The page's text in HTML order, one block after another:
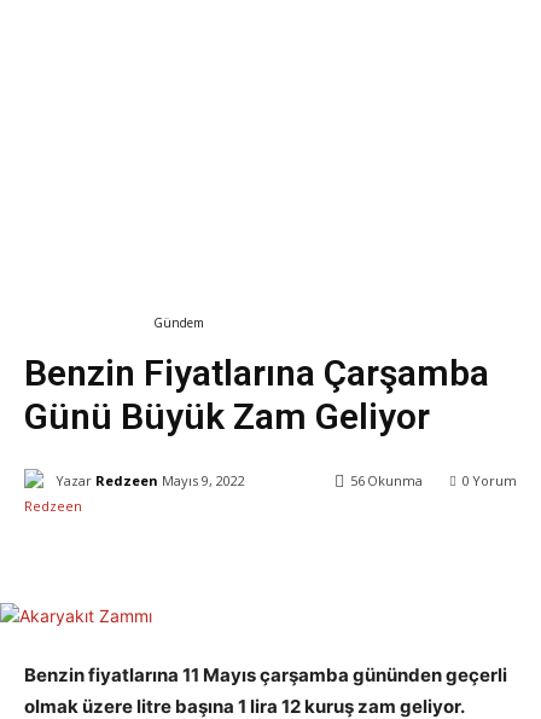
Gündem
Benzin Fiyatlarına Çarşamba
Günü Büyük Zam Geliyor
Yazar Redzeen Mayıs 9, 2022 0 Yorum
56 Okunma
Benzin fiyatlarına 11 Mayıs çarşamba gününden geçerli
olmak üzere litre başına 1 lira 12 kuruş zam geliyor.